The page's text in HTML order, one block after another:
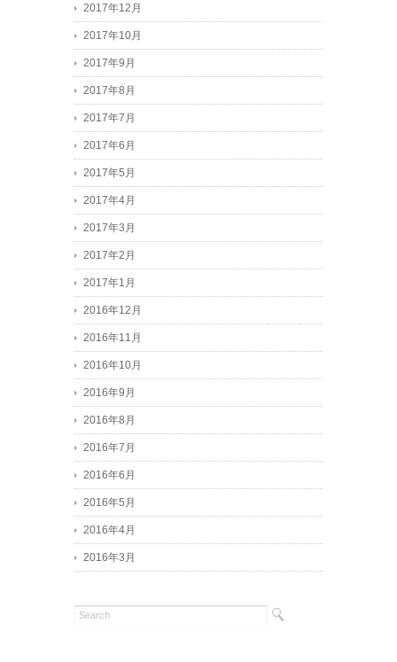
2017年12月
2017年10月
2017年9月
2017年8月
2017年7月
2017年6月
2017年5月
2017年4月
2017年3月
2017年2月
2017年1月
2016年12月
2016年11月
2016年10月
2016年9月
2016年8月
2016年7月
2016年6月
2016年5月
2016年4月
2016年3月